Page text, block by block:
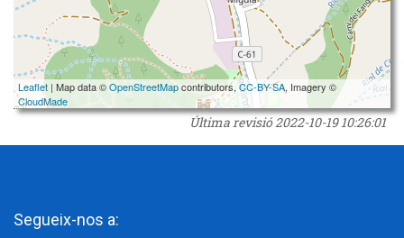
Leaflet | Map data ©OpenStreetMapcontributors,CC-BY-SA, Imagery ©
CloudMade
Última revisió2022-10-19 10:26:01
Segueix-nos a: